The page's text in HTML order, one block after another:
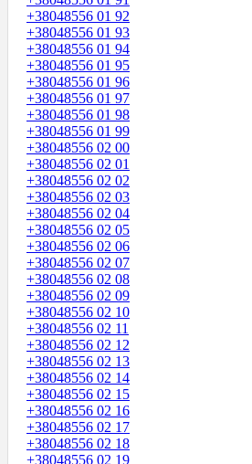
+38048556 01 92
+38048556 01 93
+38048556 01 94
+38048556 01 95
+38048556 01 96
+38048556 01 97
+38048556 01 98
+38048556 01 99
+38048556 02 00
+38048556 02 01
+38048556 02 02
+38048556 02 03
+38048556 02 04
+38048556 02 05
+38048556 02 06
+38048556 02 07
+38048556 02 08
+38048556 02 09
+38048556 02 10
+38048556 02 11
+38048556 02 12
+38048556 02 13
+38048556 02 14
+38048556 02 15
+38048556 02 16
+38048556 02 17
+38048556 02 18
+38048556 02 19